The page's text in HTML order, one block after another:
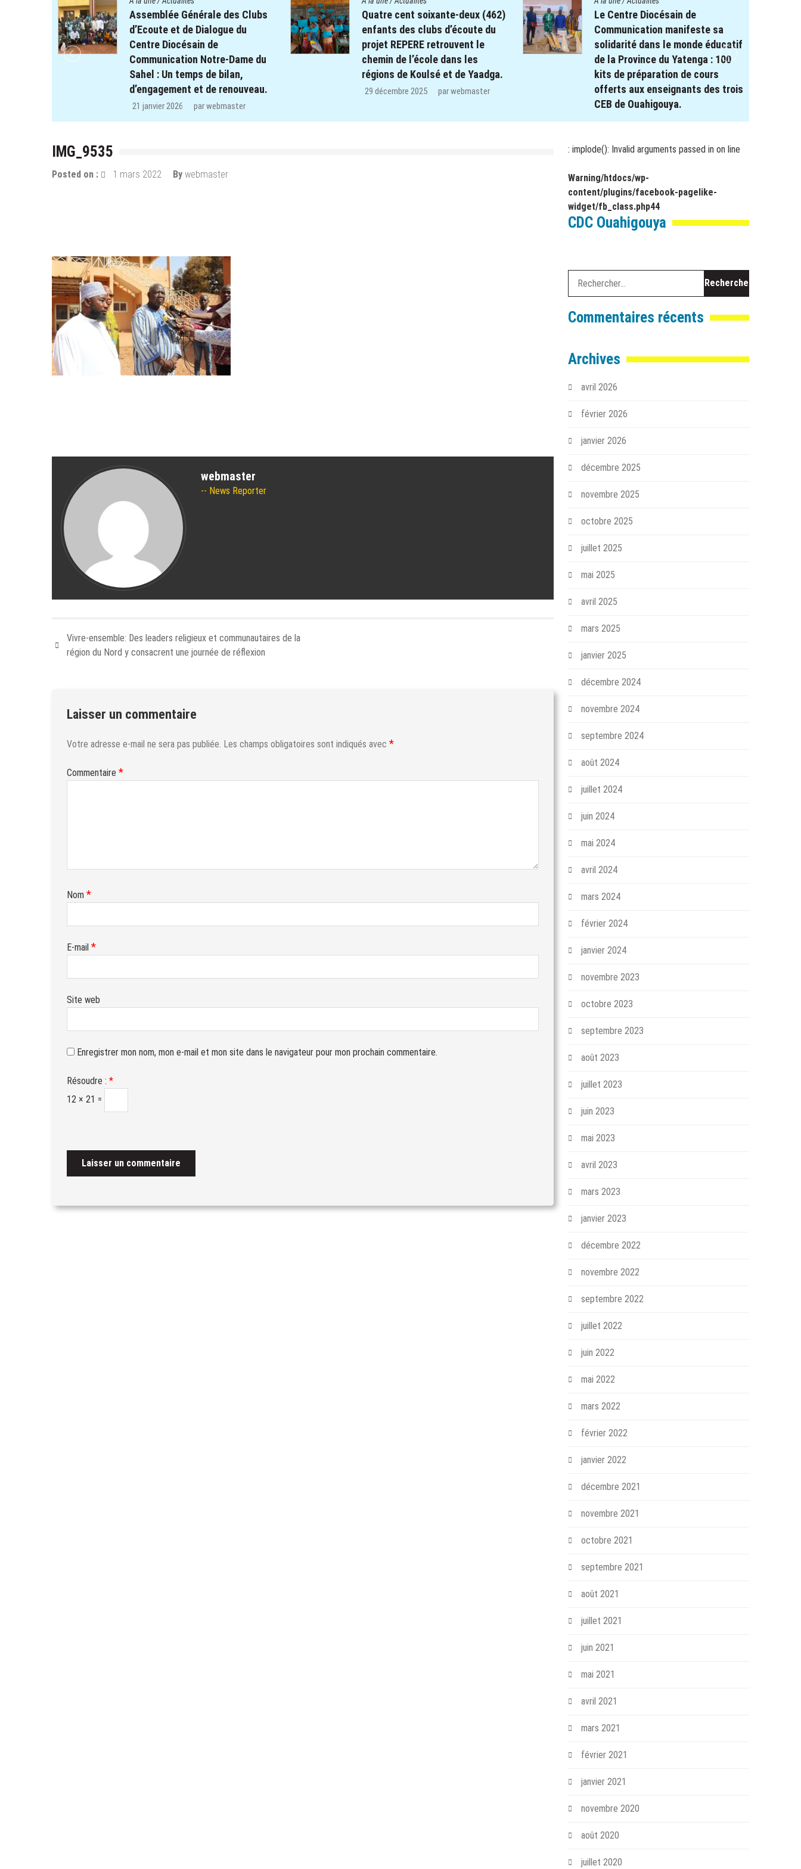
Quatre cent soixante-deux (462)
enfants des clubs d’écoute du
projet REPERE retrouvent le
chemin de l’école dans les
régions de Koulsé et de Yaadga.
29 décembre 2025 par webmaster
Le Centre Diocésain de
Communication manifeste sa
solidarité dans le monde éducatif
de la Province du Yatenga : 100
kits de préparation de cours
offerts aux enseignants des trois
26 décembre 2025 parwebmaster
Le projet REPERE soutient le
système éducatif : Remise de
Kits scolaires aux élèves à
besoin spécifique dans les
régions de Koulsé et du Yaadga .
17 novembre 2025 parwebmaster
IMG_9535
Posted on : 1 mars 2022 By webmaster
webmaster
News Reporter
Vivre-ensemble: Des leaders religieux et communautaires de la
région du Nord y consacrent une journée de réflexion
Laisser un commentaire
Votre adresse e-mail ne sera pas publiée. Les champs obligatoires sont indiqués avec *
Commentaire *
Nom *
E-mail *
Site web
Enregistrer mon nom, mon e-mail et mon site dans le navigateur pour mon prochain commentaire.
Résoudre : *
12 × 21 =
: implode(): Invalid arguments passed in on line
Warning/htdocs/wp-
content/plugins/facebook-pagelike-
widget/fb_class.php44
CDC Ouahigouya
Commentaires récents
Archives
avril 2026
février 2026
janvier 2026
décembre 2025
novembre 2025
octobre 2025
juillet 2025
mai 2025
avril 2025
mars 2025
janvier 2025
décembre 2024
novembre 2024
septembre 2024
août 2024
juillet 2024
juin 2024
mai 2024
avril 2024
mars 2024
février 2024
janvier 2024
novembre 2023
octobre 2023
septembre 2023
août 2023
juillet 2023
juin 2023
mai 2023
avril 2023
mars 2023
janvier 2023
décembre 2022
novembre 2022
septembre 2022
juillet 2022
juin 2022
mai 2022
mars 2022
février 2022
janvier 2022
décembre 2021
novembre 2021
octobre 2021
septembre 2021
août 2021
juillet 2021
juin 2021
mai 2021
avril 2021
mars 2021
février 2021
janvier 2021
novembre 2020
août 2020
juillet 2020